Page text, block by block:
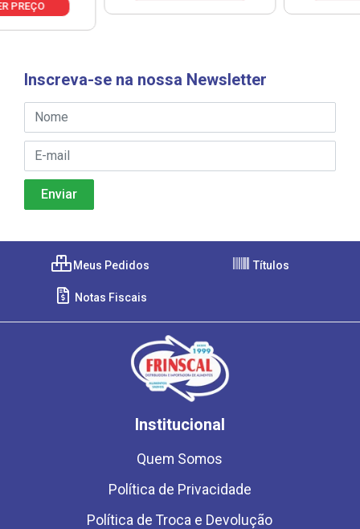
Inscreva-se na nossa Newsletter
Meus Pedidos Títulos
Notas Fiscais
Institucional
Quem Somos
Política de Privacidade
Política de Troca e Devolução